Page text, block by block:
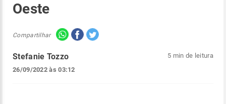
Oeste
Compartilhar
Stefanie Tozzo
26/09/2022 às 03:12
5 min de leitura